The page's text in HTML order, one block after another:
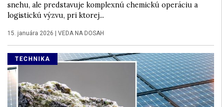
snehu, ale predstavuje komplexnú chemickú operáciu a
logistickú výzvu, pri ktorej...
15. januára 2026 VEDA NA DOSAH
TECHNIKA